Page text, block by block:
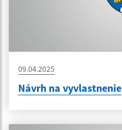
09.04.2025
Návrh na vyvlastnenie